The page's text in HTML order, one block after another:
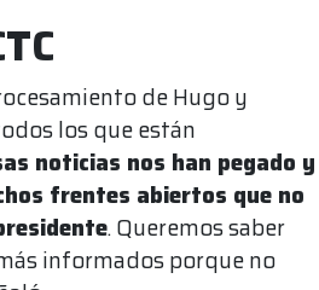
de Hugo y
los que están
noticias nos han pegado y
frentes abiertos que no
. Queremos saber
informados porque no